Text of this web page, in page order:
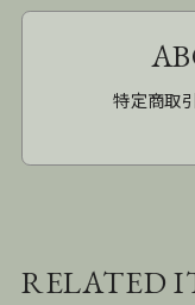
特定商取
RELATED